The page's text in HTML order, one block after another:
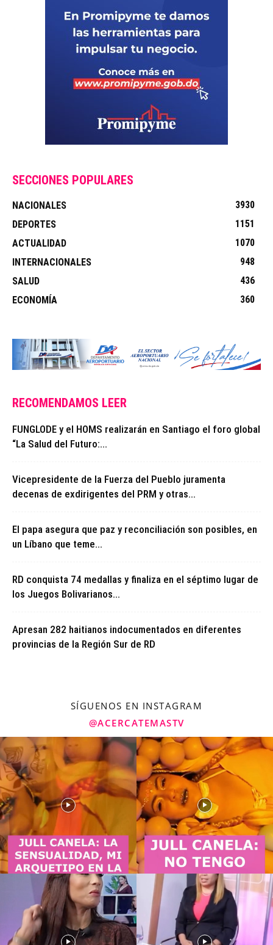
SECCIONES POPULARES
NACIONALES
3930
DEPORTES
1151
ACTUALIDAD
1070
INTERNACIONALES
948
SALUD
436
ECONOMÍA
360
RECOMENDAMOS LEER
FUNGLODE y el HOMS realizarán en Santiago el foro global
“La Salud del Futuro:...
Vicepresidente de la Fuerza del Pueblo juramenta
decenas de exdirigentes del PRM y otras...
El papa asegura que paz y reconciliación son posibles, en
un Líbano que teme...
RD conquista 74 medallas y finaliza en el séptimo lugar de
los Juegos Bolivarianos...
Apresan 282 haitianos indocumentados en diferentes
provincias de la Región Sur de RD
SÍGUENOS EN INSTAGRAM
@ACERCATEMASTV